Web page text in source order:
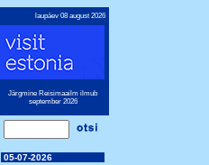
laupäev 08 august 2026
Järgmine Reisimaailm ilmub
september 2026
05-07-2026